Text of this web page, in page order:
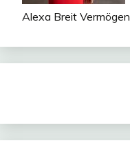
Alexa Breit Vermögen